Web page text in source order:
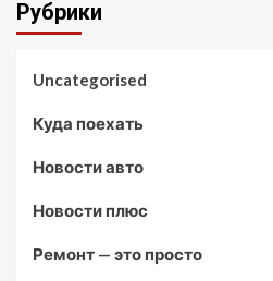
Рубрики
Uncategorised
Куда поехать
Новости авто
Новости плюс
Ремонт — это просто